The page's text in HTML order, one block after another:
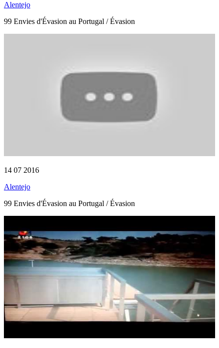
Alentejo
99 Envies d'Évasion au Portugal / Évasion
14 07 2016
Alentejo
99 Envies d'Évasion au Portugal / Évasion